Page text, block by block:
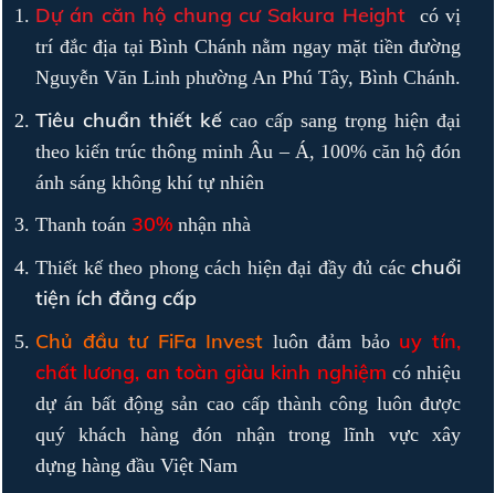
Dự án căn hộ chung cư Sakura Heightcó vị
trí đắc địa tại Bình Chánh nằm ngay mặt tiền đường
Nguyễn Văn Linh phường An Phú Tây, Bình Chánh.
Tiêu chuẩn thiết kế cao cấp sang trọng hiện đại
theo kiến trúc thông minh Âu – Á, 100% căn hộ đón
ánh sáng không khí tự nhiên
Thanh toán 30% nhận nhà
Thiết kế theo phong cách hiện đại đầy đủ các chuổi
tiện ích đẳng cấp
Chủ đầu tư FiFa Invest luôn đảm bảo uy tín,
chất lương, an toàn giàu kinh nghiệm có nhiệu
dự án bất động sản cao cấp thành công luôn được
quý khách hàng đón nhận trong lĩnh vực xây
dựng hàng đầu Việt Nam